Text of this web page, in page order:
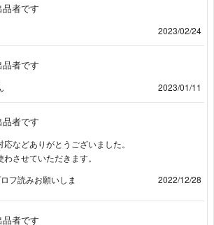
品者です
2023/02/24
品者です
2023/01/11
品者です
応などありがとうございました。
わさせていただきます。
フ読みお願いしま
2022/12/28
品者です